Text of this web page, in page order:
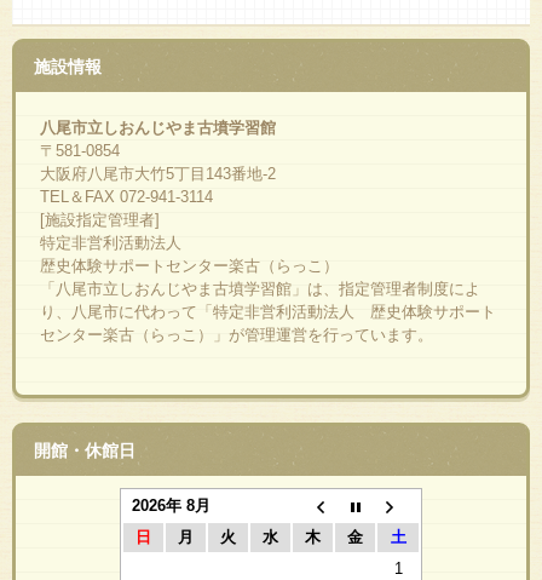
施設情報
八尾市立しおんじやま古墳学習館
〒581-0854
大阪府八尾市大竹5丁目143番地-2
TEL＆FAX 072-941-3114
[施設指定管理者]
特定非営利活動法人
歴史体験サポートセンター楽古（らっこ）
「八尾市立しおんじやま古墳学習館」は、指定管理者制度によ
り、八尾市に代わって「特定非営利活動法人 歴史体験サポート
センター楽古（らっこ）」が管理運営を行っています。
開館・休館日
2026年 8月
日
月 火 水 木 金
土
1